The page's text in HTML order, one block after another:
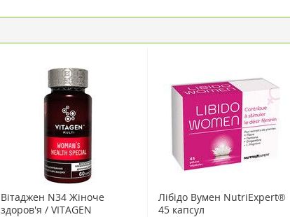
Вітаджен N34 Жіноче
здоров'я / VITAGEN
Лібідо Вумен NutriExpert®
45 капсул